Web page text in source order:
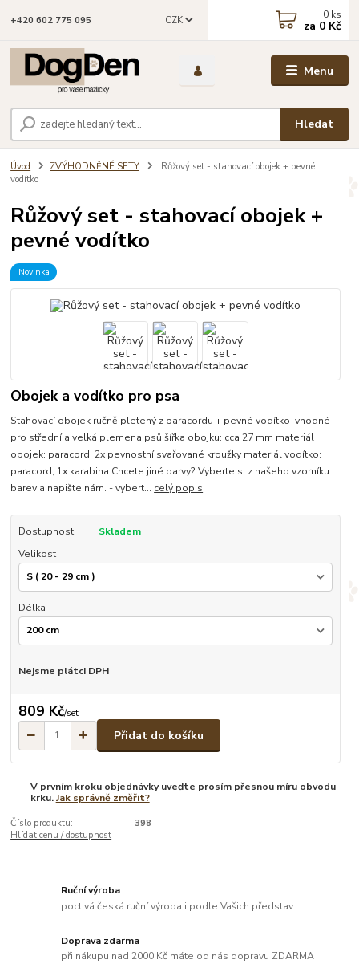
Menu
CZK
Hledat
+420 602 775 095 0 ks
za 0 Kč
Úvod ZVÝHODNĚNÉ SETY
Růžový set - stahovací obojek + pevné
vodítko
Růžový set - stahovací obojek +
pevné vodítko
Novinka
Obojek a vodítko pro psa
Stahovací obojek ručně pletený z paracordu + pevné vodítko vhodné
pro střední a velká plemena psů šířka obojku: cca 27 mm materiál
obojek: paracord, 2x pevnostní svařované kroužky materiál vodítko:
paracord, 1x karabina Chcete jiné barvy? Vyberte si z našeho vzorníku
barev a napište nám. - vybert... celý popis
Dostupnost
Skladem
Velikost
Délka
Nejsme plátci DPH
809 Kč/set
Přidat do košíku
V prvním kroku objednávky uveďte prosím přesnou míru obvodu
krku.Jak správně změřit?
Číslo produktu:
398
Hlídat cenu / dostupnost
Ruční výroba
poctivá česká ruční výroba i podle Vašich představ
Doprava zdarma
při nákupu nad 2000 Kč máte od nás dopravu ZDARMA